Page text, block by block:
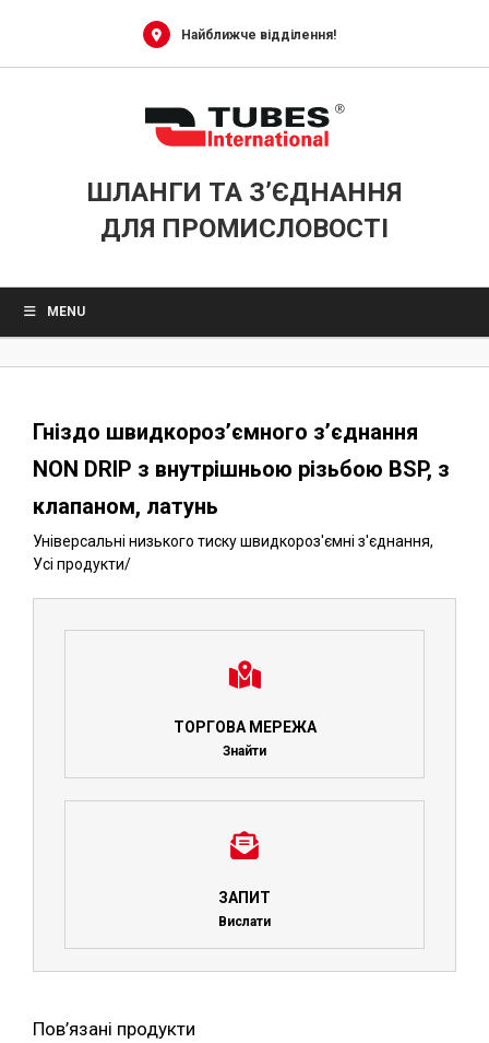
Найближче відділення!
ШЛАНГИ ТА З’ЄДНАННЯ
ДЛЯ ПРОМИСЛОВОСТІ
MENU
Гніздо швидкороз’ємного з’єднання
NON DRIP з внутрішньою різьбою BSP, з
клапаном, латунь
Універсальні низького тиску швидкороз'ємні з'єднання,
Усі продукти/
ТОРГОВА МЕРЕЖА
Знайти
ЗАПИТ
Вислати
Пов’язані продукти